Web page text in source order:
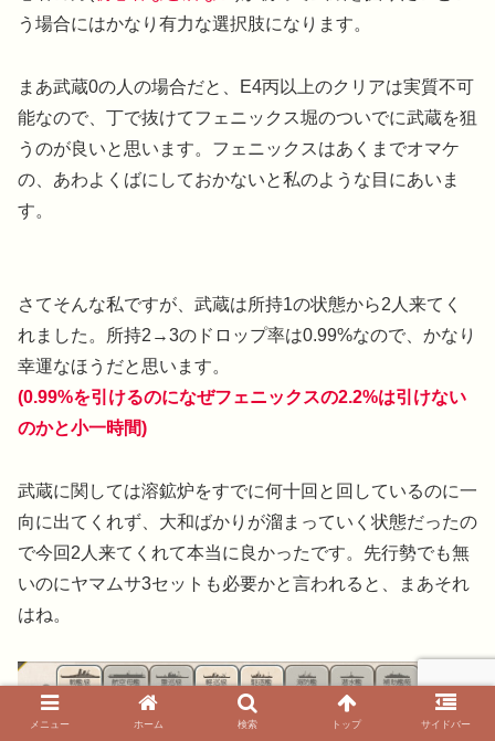
う場合にはかなり有力な選択肢になります。
まあ武蔵0の人の場合だと、E4丙以上のクリアは実質不可
能なので、丁で抜けてフェニックス堀のついでに武蔵を狙
うのが良いと思います。フェニックスはあくまでオマケ
の、あわよくばにしておかないと私のような目にあいま
す。
さてそんな私ですが、武蔵は所持1の状態から2人来てく
れました。所持2→3のドロップ率は0.99%なので、かなり
幸運なほうだと思います。
(0.99%を引けるのになぜフェニックスの2.2%は引けない
のかと小一時間)
武蔵に関しては溶鉱炉をすでに何十回と回しているのに一
向に出てくれず、大和ばかりが溜まっていく状態だったの
で今回2人来てくれて本当に良かったです。先行勢でも無
いのにヤマムサ3セットも必要かと言われると、まあそれ
はね。
メニュー ホーム 検索 トップ サイドバー